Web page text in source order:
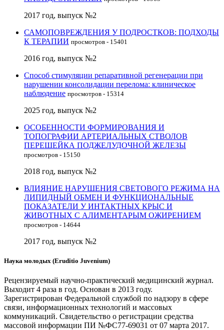
2017 год, выпуск №2
САМОПОВРЕЖДЕНИЯ У ПОДРОСТКОВ: ПОДХОДЫ
К ТЕРАПИИ просмотров - 15401
2016 год, выпуск №2
Способ стимуляции репаративной регенерации при
нарушении консолидации перелома: клиническое
наблюдение просмотров - 15314
2025 год, выпуск №2
ОСОБЕННОСТИ ФОРМИРОВАНИЯ И
ТОПОГРАФИИ АРТЕРИАЛЬНЫХ СТВОЛОВ
ПЕРЕШЕЙКА ПОДЖЕЛУДОЧНОЙ ЖЕЛЕЗЫ
просмотров - 15150
2018 год, выпуск №2
ВЛИЯНИЕ НАРУШЕНИЯ СВЕТОВОГО РЕЖИМА НА
ЛИПИДНЫЙ ОБМЕН И ФУНКЦИОНАЛЬНЫЕ
ПОКАЗАТЕЛИ У ИНТАКТНЫХ КРЫС И
ЖИВОТНЫХ С АЛИМЕНТАРЫМ ОЖИРЕНИЕМ
просмотров - 14644
2017 год, выпуск №2
Наука молодых (Eruditio Juvenium)
Рецензируемый научно-практический медицинский журнал.
Выходит 4 раза в год. Основан в 2013 году.
Зарегистрирован Федеральной службой по надзору в сфере
связи, информационных технологий и массовых
коммуникаций. Свидетельство о регистрации средства
массовой информации ПИ №ФС77-69031 от 07 марта 2017.